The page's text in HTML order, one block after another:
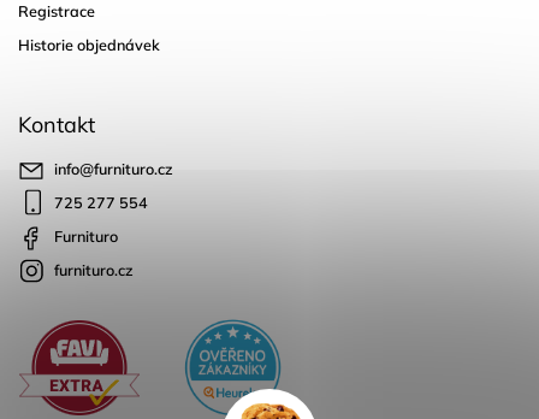
Registrace
Historie objednávek
Kontakt
info@furnituro.cz
725 277 554
Furnituro
furnituro.cz